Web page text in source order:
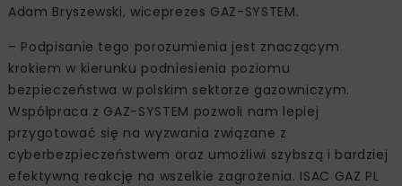
Adam Bryszewski, wiceprezes GAZ-SYSTEM.
– Podpisanie tego porozumienia jest znaczącym
krokiem w kierunku podniesienia poziomu
bezpieczeństwa w polskim sektorze gazowniczym.
Współpraca z GAZ-SYSTEM pozwoli nam lepiej
przygotować się na wyzwania związane z
cyberbezpieczeństwem oraz umożliwi szybszą i bardziej
efektywną reakcję na wszelkie zagrożenia. ISAC GAZ PL